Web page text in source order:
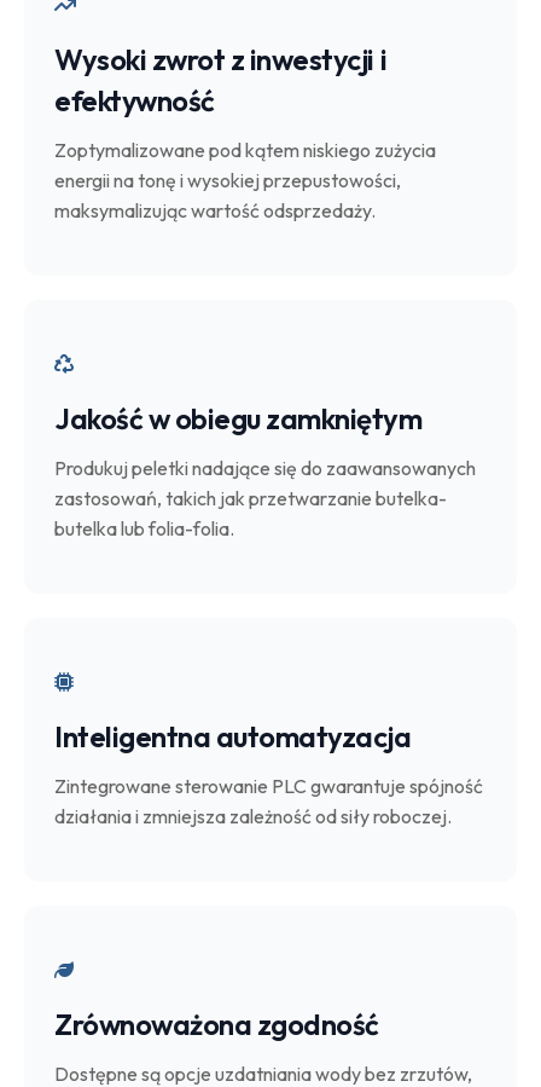
Wysoki zwrot z inwestycji i
efektywność
Zoptymalizowane pod kątem niskiego zużycia
energii na tonę i wysokiej przepustowości,
maksymalizując wartość odsprzedaży.
Jakość w obiegu zamkniętym
Produkuj peletki nadające się do zaawansowanych
zastosowań, takich jak przetwarzanie butelka-
butelka lub folia-folia.
Inteligentna automatyzacja
Zintegrowane sterowanie PLC gwarantuje spójność
działania i zmniejsza zależność od siły roboczej.
Zrównoważona zgodność
Dostępne są opcje uzdatniania wody bez zrzutów,